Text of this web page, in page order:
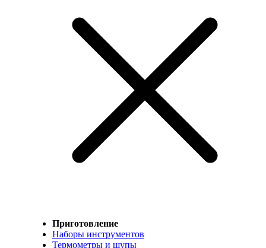
Приготовление
Наборы инструментов
Термометры и щупы